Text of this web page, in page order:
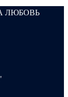
ЛЮБОВЬ